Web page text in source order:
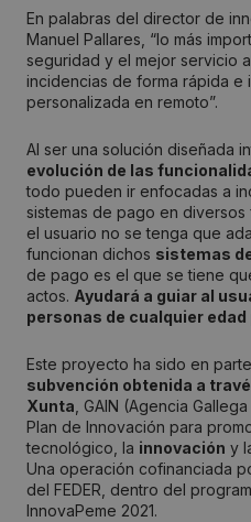
En palabras del director de
Manuel Pallares, “lo más
seguridad y el mejor servicio
incidencias de forma rápida e
personalizada en remoto”.
Al ser una solución diseñada
evolución de las
todo pueden ir enfocadas a
sistemas de pago en
el usuario no se tenga que
funcionan dichos sistemas
de pago es el que se tiene
actos. Ayudará a guiar al
personas de cualquier
Este proyecto ha sido en
subvención obtenida a
Xunta , GAIN (Agencia
Plan de Innovación para
tecnológico, la innovación y
Una operación cofinanciada
del FEDER, dentro del
InnovaPeme 2021.